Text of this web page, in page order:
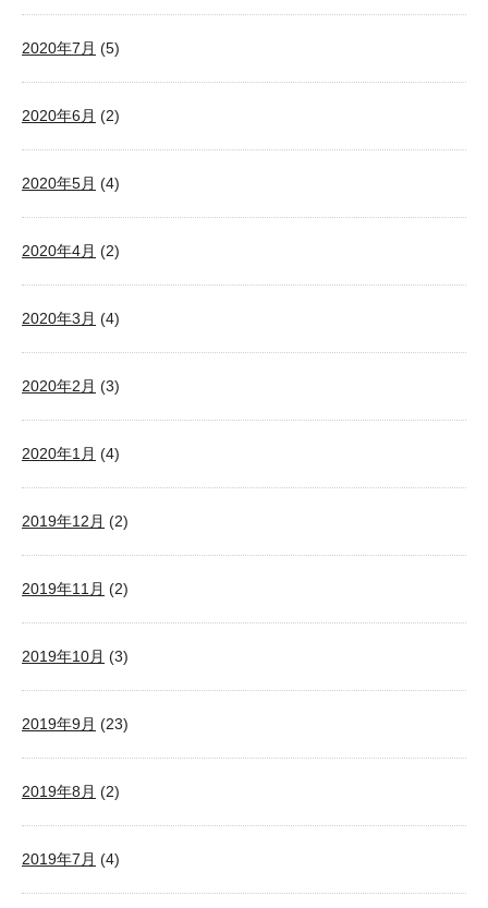
2020年7月 (5)
2020年6月 (2)
2020年5月 (4)
2020年4月 (2)
2020年3月 (4)
2020年2月 (3)
2020年1月 (4)
2019年12月 (2)
2019年11月 (2)
2019年10月 (3)
2019年9月 (23)
2019年8月 (2)
2019年7月 (4)